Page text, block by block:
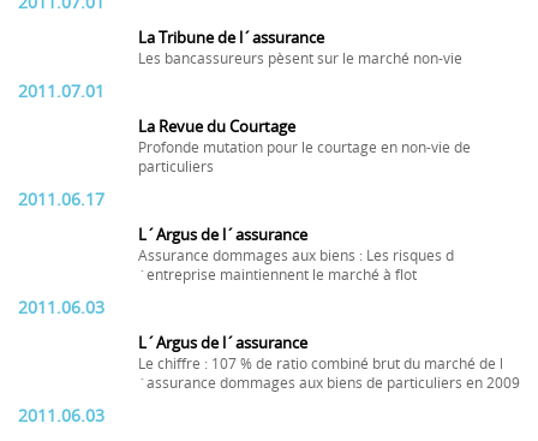
La Tribune de l´assurance
Les bancassureurs pèsent sur le marché non-vie
2011.07.01
La Revue du Courtage
Profonde mutation pour le courtage en non-vie de
particuliers
2011.06.17
L´Argus de l´assurance
Assurance dommages aux biens : Les risques d
´entreprise maintiennent le marché à flot
2011.06.03
L´Argus de l´assurance
Le chiffre : 107 % de ratio combiné brut du marché de l
´assurance dommages aux biens de particuliers en 2009
2011.06.03